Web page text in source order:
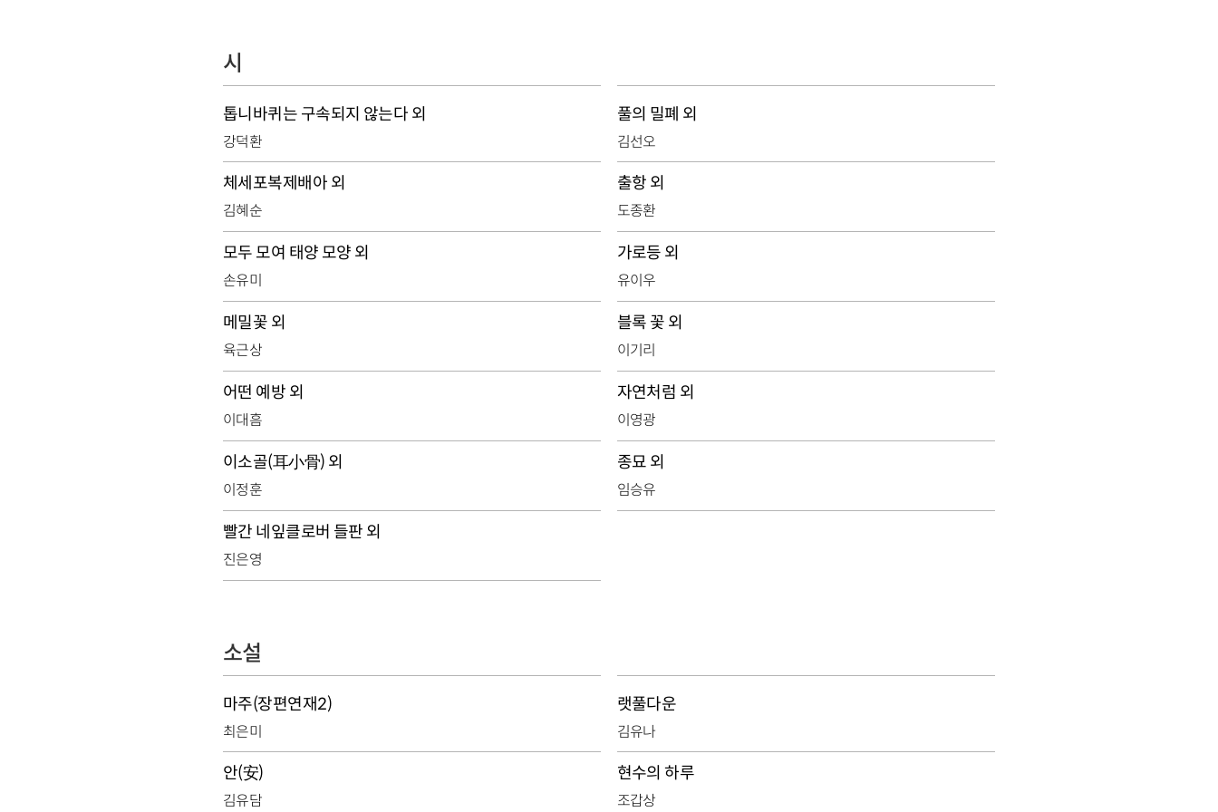
시
톱니바퀴는 구속되지 않는다 외
강덕환
풀의 밀폐 외
김선오
체세포복제배아 외
김혜순
출항 외
도종환
모두 모여 태양 모양 외
손유미
가로등 외
유이우
메밀꽃 외
육근상
블록 꽃 외
이기리
어떤 예방 외
이대흠
자연처럼 외
이영광
이소골(耳小骨) 외
이정훈
종묘 외
임승유
빨간 네잎클로버 들판 외
진은영
소설
마주(장편연재2)
최은미
랫풀다운
김유나
안(安)
김유담
현수의 하루
조갑상